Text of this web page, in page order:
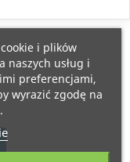
i plików
naszych usług i
preferencjami,
wyrazić zgodę na